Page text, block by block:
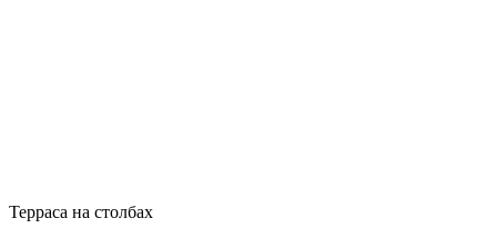
Терраса на столбах